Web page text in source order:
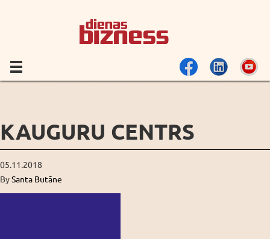
KAUGURU CENTRS
05.11.2018
BySanta Butāne